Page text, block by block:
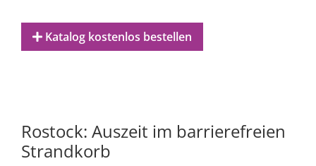
Katalog kostenlos bestellen
Rostock: Auszeit im barrierefreien
Strandkorb